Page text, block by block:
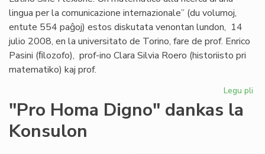
lingua per la comunicazione internazionale” (du volumoj,
entute 554 paĝoj) estos diskutata venontan lundon, 14
julio 2008, en la universitato de Torino, fare de prof. Enrico
Pasini (ﬁlozofo), prof-ino Clara Silvia Roero (historiisto pri
matematiko) kaj prof.
Legu pli
"Pro Homa Digno" dankas la
Konsulon